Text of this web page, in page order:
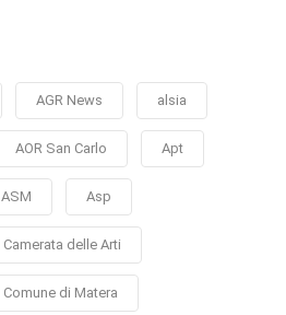
AGR News alsia
AOR San Carlo Apt
ASM Asp
Camerata delle Arti
Comune di Matera